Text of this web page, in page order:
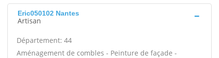
Eric050102 Nantes
Artisan
Département: 44
Aménagement de combles - Peinture de façade -